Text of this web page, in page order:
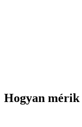
Hogyan mérik